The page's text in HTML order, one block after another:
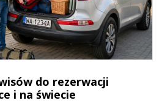
do rezerwacji
i na świecie